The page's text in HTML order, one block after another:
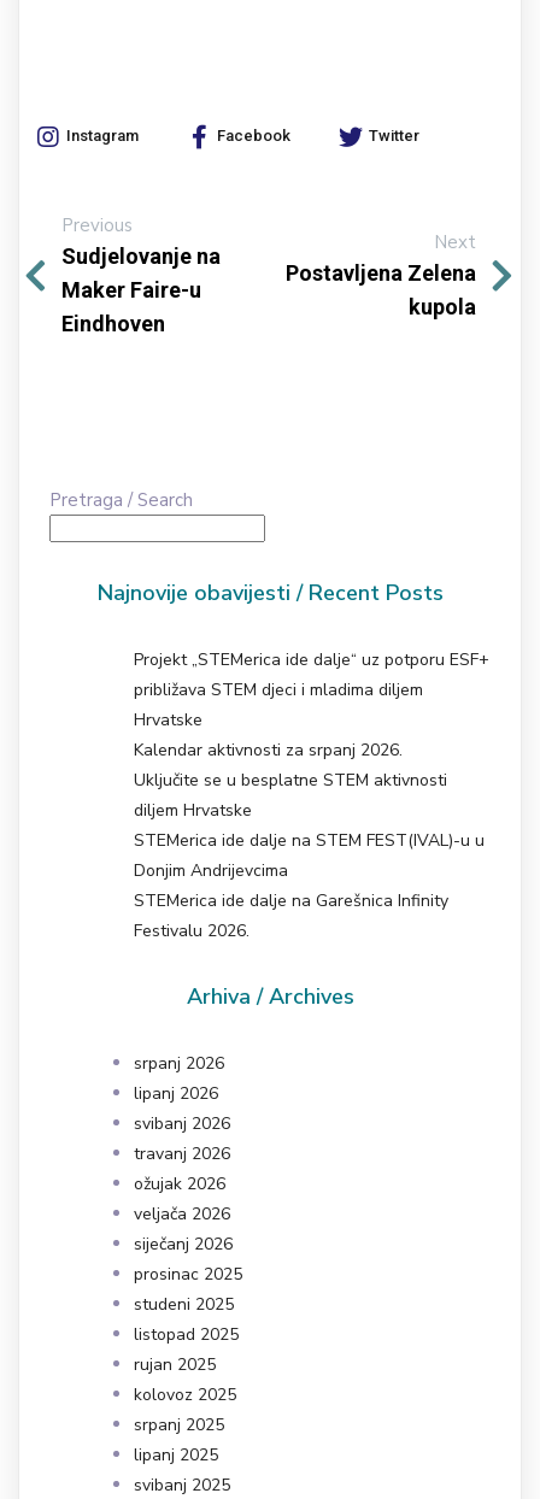
Instagram Facebook Twitter
Previous
Sudjelovanje na
Maker Faire-u
Eindhoven
Next
Postavljena Zelena
kupola
Pretraga / Search
Najnovije obavijesti / Recent Posts
Projekt „STEMerica ide dalje“ uz potporu ESF+
približava STEM djeci i mladima diljem
Hrvatske
Kalendar aktivnosti za srpanj 2026.
Uključite se u besplatne STEM aktivnosti
diljem Hrvatske
STEMerica ide dalje na STEM FEST(IVAL)-u u
Donjim Andrijevcima
STEMerica ide dalje na Garešnica Infinity
Festivalu 2026.
Arhiva / Archives
srpanj 2026
lipanj 2026
svibanj 2026
travanj 2026
ožujak 2026
veljača 2026
siječanj 2026
prosinac 2025
studeni 2025
listopad 2025
rujan 2025
kolovoz 2025
srpanj 2025
lipanj 2025
svibanj 2025